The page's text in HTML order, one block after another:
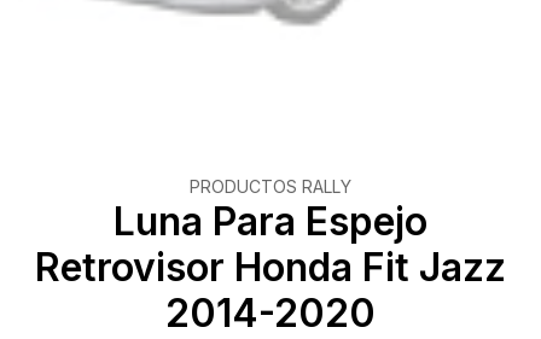
PRODUCTOS RALLY
Luna Para Espejo
Retrovisor Honda Fit Jazz
2014-2020